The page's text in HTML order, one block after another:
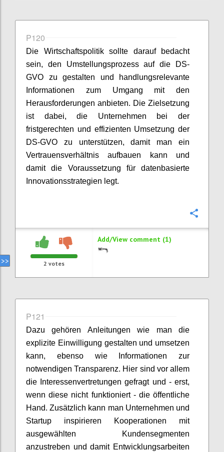
P120
Die Wirtschaftspolitik sollte darauf bedacht
sein, den Umstellungsprozess auf die DS-
GVO zu gestalten und handlungsrelevante
Informationen zum Umgang mit den
Herausforderungen anbieten. Die Zielsetzung
ist dabei, die Unternehmen bei der
fristgerechten und effizienten Umsetzung der
DS-GVO zu unterstützen, damit man ein
Vertrauensverhältnis aufbauen kann und
damit die Voraussetzung für datenbasierte
Innovationsstrategien legt.
2 votes
Add/View comment (1)
P121
Dazu gehören Anleitungen wie man die
explizite Einwilligung gestalten und umsetzen
kann, ebenso wie Informationen zur
notwendigen Transparenz. Hier sind vor allem
die Interessenvertretungen gefragt und - erst,
wenn diese nicht funktioniert - die öffentliche
Hand. Zusätzlich kann man Unternehmen und
Startup inspirieren Kooperationen mit
ausgewählten Kundensegmenten
anzustreben und damit Entwicklungsarbeiten